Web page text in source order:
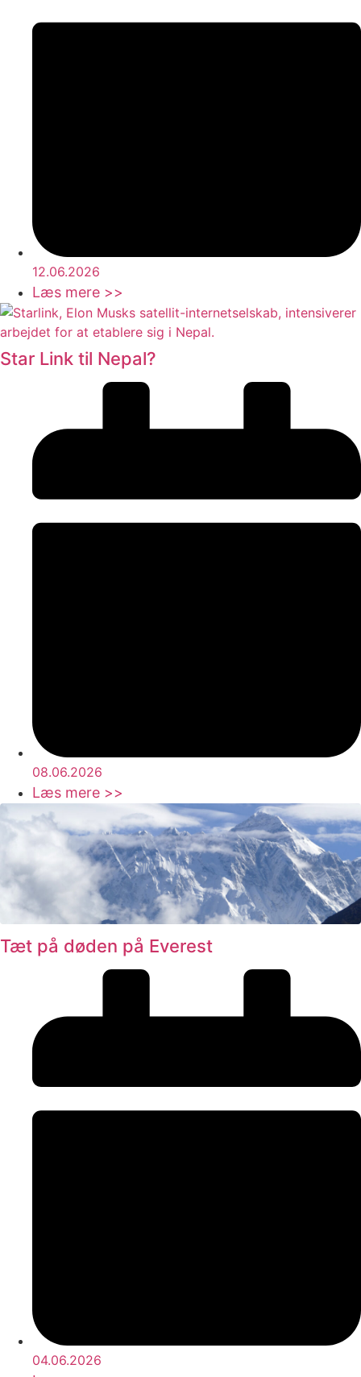
12.06.2026
Læs mere >>
Star Link til Nepal?
08.06.2026
Læs mere >>
Tæt på døden på Everest
04.06.2026